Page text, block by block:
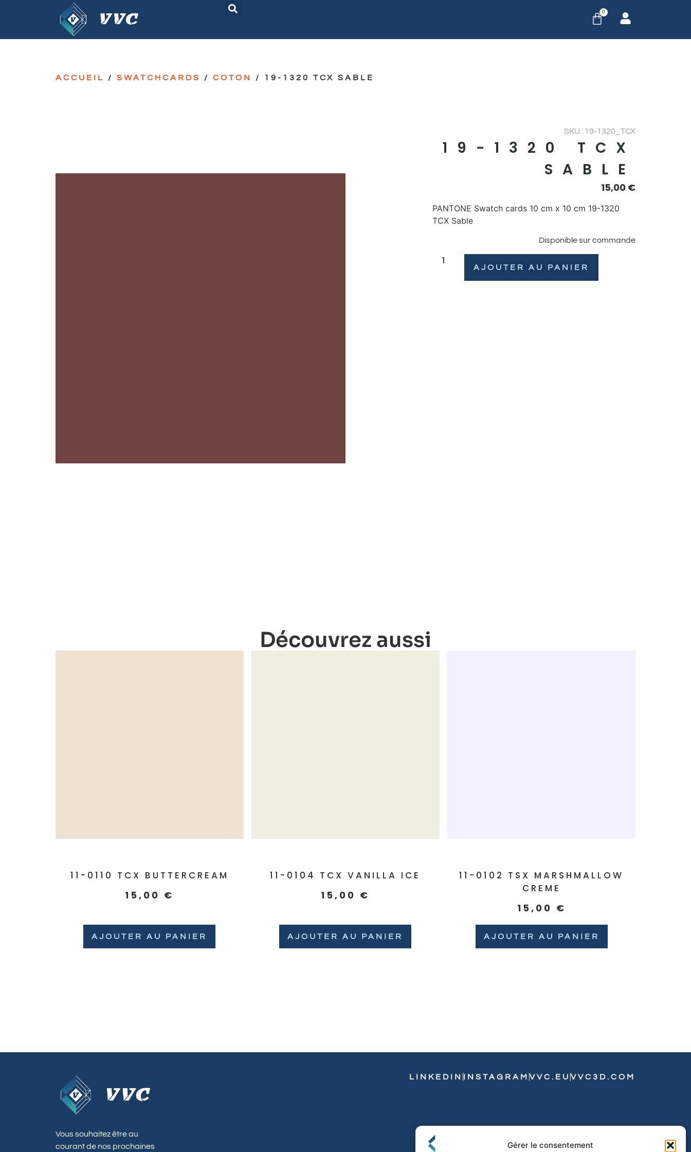
Gérer le consentement
0
ACCUEIL / SWATCHCARDS / COTON / 19-1320 TCX SABLE
SKU : 19-1320_TCX
19-1320 TCX
SABLE
15,00 €
PANTONE Swatch cards 10 cm x 10 cm 19-1320
TCX Sable
Disponible sur commande
AJOUTER AU PANIER
Découvrez aussi
11-0110 TCX BUTTERCREAM
15,00 €
AJOUTER AU PANIER
11-0104 TCX VANILLA ICE
15,00 €
AJOUTER AU PANIER
11-0102 TSX MARSHMALLOW
CREME
15,00 €
AJOUTER AU PANIER
Vous souhaitez être au
courant de nos prochaines
LINKEDIN INSTAGRAM VVC.EU VVC3D.COM